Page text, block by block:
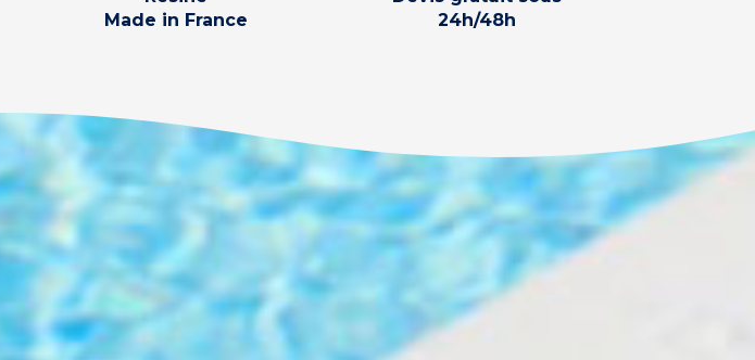
Made in France
24h/48h